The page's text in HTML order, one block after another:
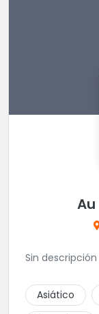
Sin descripción
Asiático